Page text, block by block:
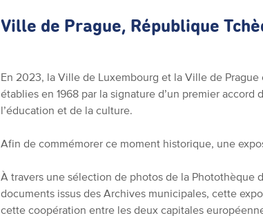
Ville de Prague, République
En 2023, la Ville de Luxembourg et la Ville de
établies en 1968 par la signature d’un premier
l’éducation et de la culture.
Afin de commémorer ce moment historique, une
À travers une sélection de photos de la Photothèque
documents issus des Archives municipales, cette
cette coopération entre les deux capitales